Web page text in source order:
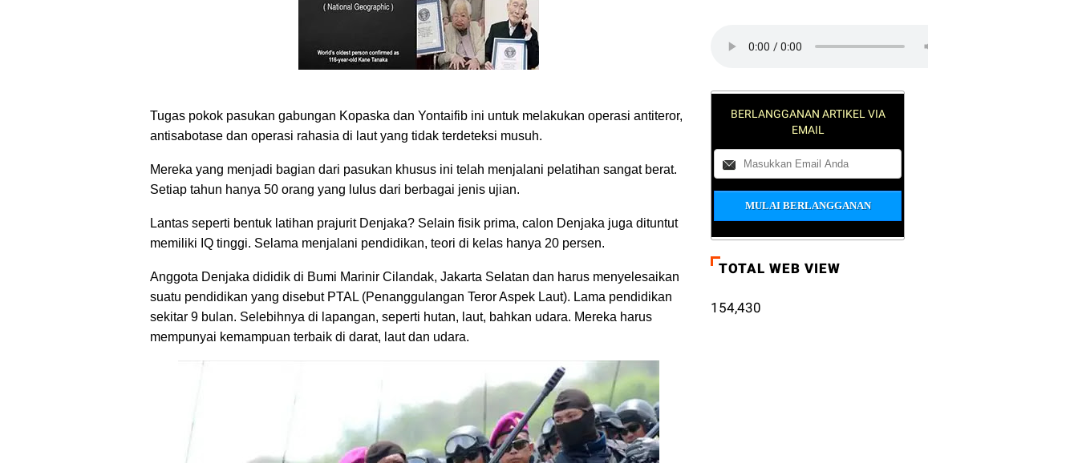
Tugas pokok pasukan gabungan Kopaska dan Yontaifib ini untuk melakukan operasi antiteror,
antisabotase dan operasi rahasia di laut yang tidak terdeteksi musuh.
Mereka yang menjadi bagian dari pasukan khusus ini telah menjalani pelatihan sangat berat.
Setiap tahun hanya 50 orang yang lulus dari berbagai jenis ujian.
Lantas seperti bentuk latihan prajurit Denjaka? Selain fisik prima, calon Denjaka juga dituntut
memiliki IQ tinggi. Selama menjalani pendidikan, teori di kelas hanya 20 persen.
Anggota Denjaka dididik di Bumi Marinir Cilandak, Jakarta Selatan dan harus menyelesaikan
suatu pendidikan yang disebut PTAL (Penanggulangan Teror Aspek Laut). Lama pendidikan
sekitar 9 bulan. Selebihnya di lapangan, seperti hutan, laut, bahkan udara. Mereka harus
mempunyai kemampuan terbaik di darat, laut dan udara.
BERLANGGANAN ARTIKEL VIA
EMAIL
TOTAL WEB VIEW
154,430